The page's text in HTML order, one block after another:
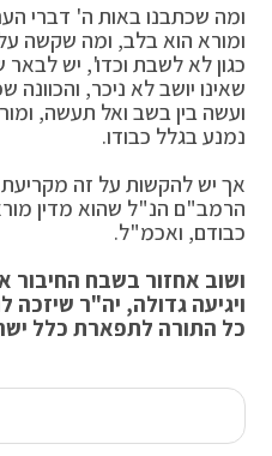
ומה שכתבנו באות ה' דברי
ומורא הוא בלב, ומה שקשה
כגון לא לשבת וכדו', יש
שאינו יושב לא ניכר, והכוונה
ועשה בין בשב ואל תעשה,
נמנע בגלל כבודו.
אך יש להקשות על זה
הרמב"ם הנ"ל שהוא מדין
כבודם, ואכמ"ל.
ושוב אחזור בשבח
ויגיעה גדולה, יה"ר
כל התורה לתפארת כלל
חיפוש